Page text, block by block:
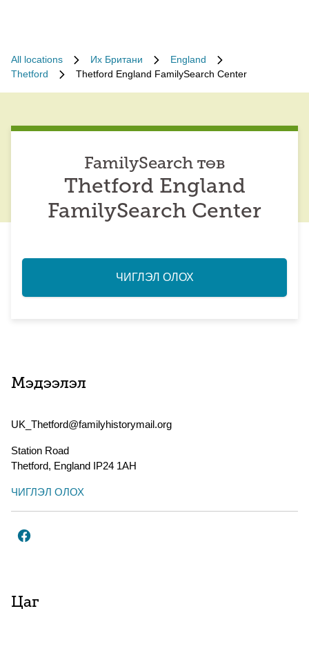
All locations Их Британи
England
Thetford
Thetford England FamilySearch Center
FamilySearch төв
Thetford England
FamilySearch Center
ЧИГЛЭЛ ОЛОХ
Мэдээлэл
UK_Thetford@familyhistorymail.org
Station Road
Thetford, England IP24 1AH
ЧИГЛЭЛ ОЛОХ
Цаг